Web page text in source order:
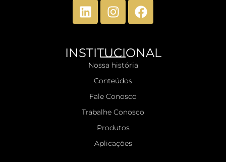
INSTITUCIONAL
Nossa história
Conteúdos
Fale Conosco
Trabalhe Conosco
Produtos
Aplicações